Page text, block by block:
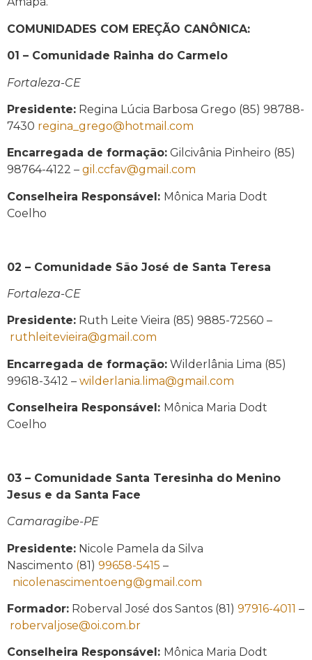
COMUNIDADES COM EREÇÃO CANÔNICA:
01 – Comunidade Rainha do Carmelo
Fortaleza-CE
Presidente: Regina Lúcia Barbosa Grego (85) 98788-
7430 regina_grego@hotmail.com
Encarregada de formação: Gilcivânia Pinheiro (85)
98764-4122 – gil.ccfav@gmail.com
Conselheira Responsável: Mônica Maria Dodt
Coelho
02 – Comunidade São José de Santa Teresa
Fortaleza-CE
Presidente: Ruth Leite Vieira (85) 9885-72560 –
ruthleitevieira@gmail.com
Encarregada de formação: Wilderlânia Lima (85)
99618-3412 – wilderlania.lima@gmail.com
Conselheira Responsável: Mônica Maria Dodt
Coelho
03 – Comunidade Santa Teresinha do Menino
Jesus e da Santa Face
Camaragibe-PE
Presidente: Nicole Pamela da Silva
Nascimento (81) 99658-5415 –
nicolenascimentoeng@gmail.com
Formador: Roberval José dos Santos (81) 97916-4011 –
robervaljose@oi.com.br
Conselheira Responsável: Mônica Maria Dodt